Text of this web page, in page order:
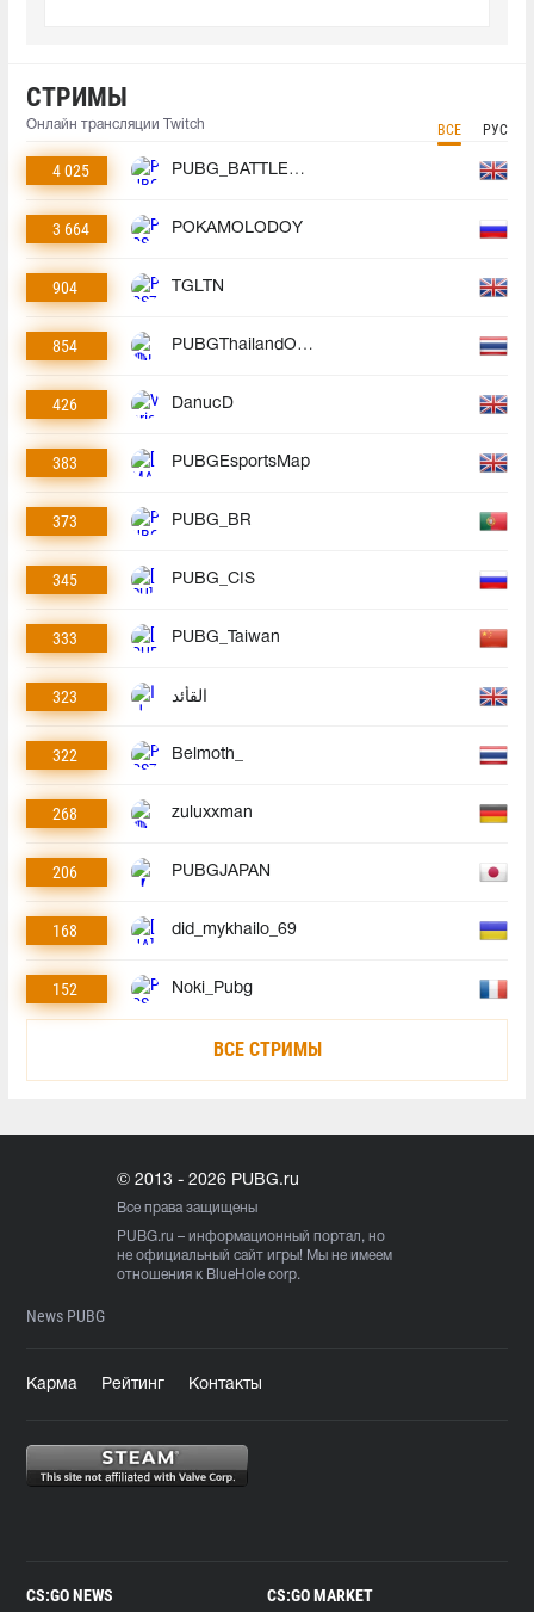
СТРИМЫ
Онлайн трансляции Twitch ВСЕ РУС
4 025 PUBG_BATTLEGROUNDS
3 664 POKAMOLODOY
904 TGLTN
854 PUBGThailandOfficial
426 DanucD
383 PUBGEsportsMap
373 PUBG_BR
345 PUBG_CIS
333 PUBG_Taiwan
323 القأئد
322 Belmoth_
268 zuluxxman
206 PUBGJAPAN
168 did_mykhailo_69
152 Noki_Pubg
ВСЕ СТРИМЫ
© 2013 - 2026 PUBG.ru
Все права защищены
PUBG.ru – информационный портал, но
не официальный сайт игры! Мы не имеем
отношения к BlueHole corp.
News PUBG
Карма Рейтинг Контакты
CS:GO NEWS CS:GO MARKET